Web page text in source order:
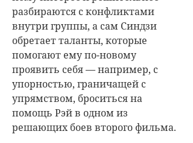
разбираются с конфликтами
внутри группы, а сам Синдзи
обретает таланты, которые
помогают ему по-новому
проявить себя — например, с
упорностью, граничащей с
упрямством, броситься на
помощь Рэй в одном из
решающих боев второго фильма.